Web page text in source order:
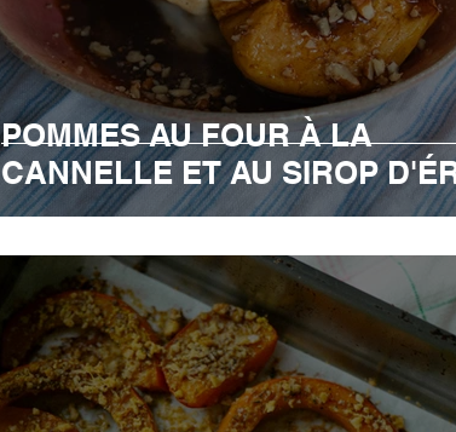
POMMES AU FOUR À LA
CANNELLE ET AU SIROP